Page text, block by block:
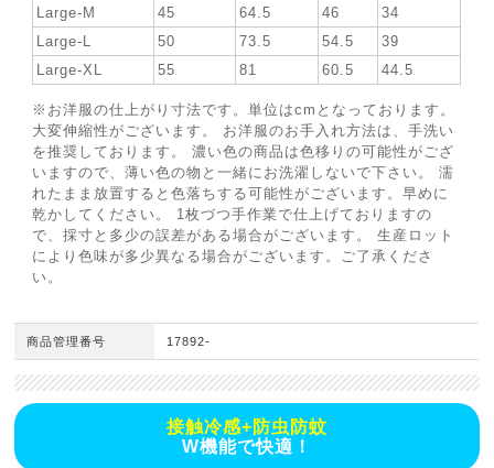
Large-M
45 64.5 46
34
Large-L
50 73.5 54.5
39
Large-XL
55 81 60.5 44.5
※お洋服の仕上がり寸法です。単位はcmとなっております。
大変伸縮性がございます。 お洋服のお手入れ方法は、手洗い
を推奨しております。 濃い色の商品は色移りの可能性がござ
いますので、薄い色の物と一緒にお洗濯しないで下さい。 濡
れたまま放置すると色落ちする可能性がございます。早めに
乾かしてください。 1枚づつ手作業で仕上げておりますの
で、採寸と多少の誤差がある場合がございます。 生産ロット
により色味が多少異なる場合がございます。ご了承くださ
い。
商品管理番号 17892-
接触冷感+防虫防蚊
W機能で快適！